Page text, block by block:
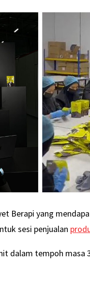
Berapi yang
sesi penjualan
dalam tempoh